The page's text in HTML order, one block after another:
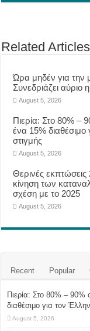
Related Articles
Ώρα μηδέν για
Συνεδριάζει αύριο
August 5, 2026
Πιερία: Στο 80% –
ένα 15% διαθέσιμο
στιγμής
August 5, 2026
Θερινές
κίνηση των
σχέση με το 2025
August 5, 2026
Recent Popular
Πιερία: Στο 80% – 90%
διαθέσιμο για τον
August 5, 2026